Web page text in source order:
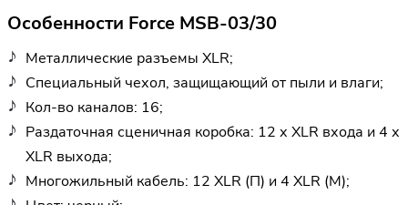
Особенности Force MSB-03/30
Металлические разъемы XLR;
Специальный чехол, защищающий от пыли и влаги;
Кол-во каналов: 16;
Раздаточная сценичная коробка: 12 х XLR входа и 4 х
XLR выхода;
Многожильный кабель: 12 XLR (П) и 4 XLR (М);